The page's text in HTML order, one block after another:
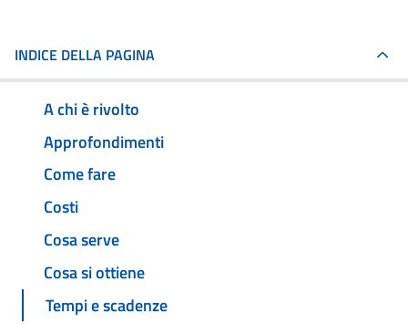
INDICE DELLA PAGINA
A chi è rivolto
Approfondimenti
Come fare
Costi
Cosa serve
Cosa si ottiene
Tempi e scadenze